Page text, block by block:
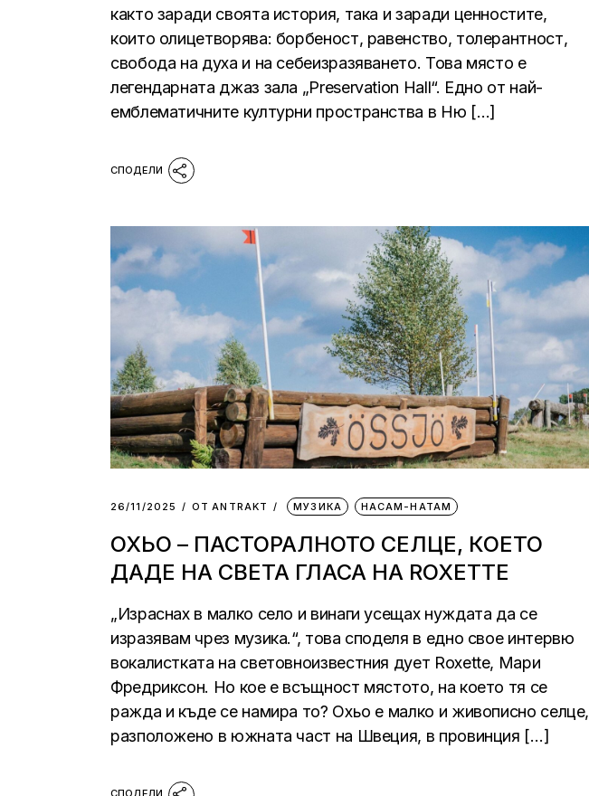
както заради своята история, така и заради ценностите,
които олицетворява: борбеност, равенство, толерантност,
свобода на духа и на себеизразяването. Това място е
легендарната джаз зала „Preservation Hall“. Eдно от най-
емблематичните културни пространства в Ню […]
26/11/2025 ОТ АNTRAKT МУЗИКА НАСАМ-НАТАМ
ОХЬО – ПАСТОРАЛНОТО СЕЛЦЕ, КОЕТО
ДАДЕ НА СВЕТА ГЛАСА НА ROXETTE
„Израснах в малко село и винаги усещах нуждата да се
изразявам чрез музика.“, това споделя в едно свое интервю
вокалистката на световноизвестния дует Roxette, Мари
Фредриксон. Но кое е всъщност мястото, на което тя се
ражда и къде се намира то? Охьо е малко и живописно селце,
разположено в южната част на Швеция, в провинция […]